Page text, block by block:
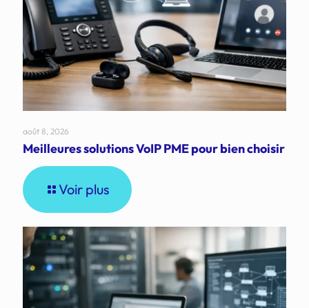
août 8, 2026
Meilleures solutions VoIP PME pour bien choisir
Voir plus